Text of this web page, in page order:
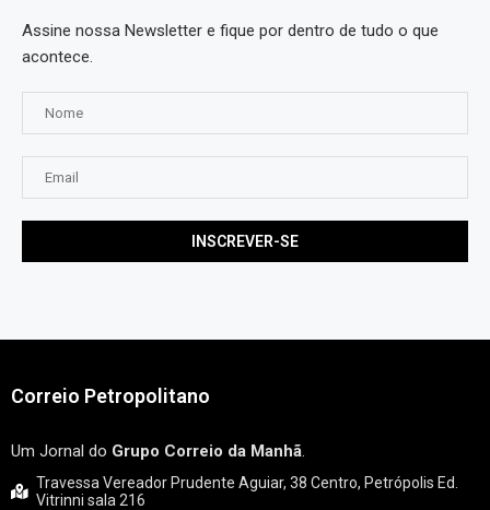
Assine nossa Newsletter e fique por dentro de tudo o que
acontece.
Correio Petropolitano
Um Jornal do Grupo Correio da Manhã.
Travessa Vereador Prudente Aguiar, 38 Centro, Petrópolis Ed.
Vitrinni sala 216